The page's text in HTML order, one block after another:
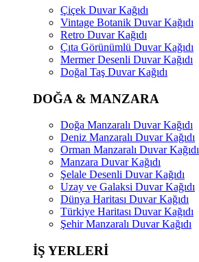
Çiçek Duvar Kağıdı
Vintage Botanik Duvar Kağıdı
Retro Duvar Kağıdı
Çıta Görünümlü Duvar Kağıdı
Mermer Desenli Duvar Kağıdı
Doğal Taş Duvar Kağıdı
DOĞA & MANZARA
Doğa Manzaralı Duvar Kağıdı
Deniz Manzaralı Duvar Kağıdı
Orman Manzaralı Duvar Kağıdı
Manzara Duvar Kağıdı
Şelale Desenli Duvar Kağıdı
Uzay ve Galaksi Duvar Kağıdı
Dünya Haritası Duvar Kağıdı
Türkiye Haritası Duvar Kağıdı
Şehir Manzaralı Duvar Kağıdı
İŞ YERLERİ